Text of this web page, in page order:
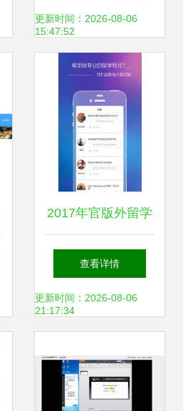
生活软件推荐
更新时间：2026-08-06
15:47:52
2017年官版外留学
电脑版下载指南与
软件咨询建议
查看详情
更新时间：2026-08-06
21:17:34